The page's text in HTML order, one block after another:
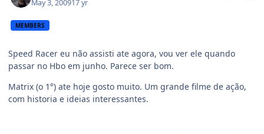
May 3, 200917 yr
MEMBERS
Speed Racer eu não assisti ate agora, vou ver ele quando
passar no Hbo em junho. Parece ser bom.
Matrix (o 1°) ate hoje gosto muito. Um grande filme de ação,
com historia e ideias interessantes.